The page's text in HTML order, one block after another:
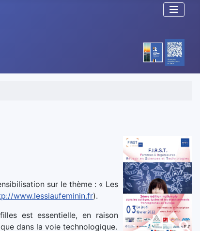
sur le thème : « Les
www.lessiaufeminin.fr).
est essentielle, en raison
dans la voie technologique.